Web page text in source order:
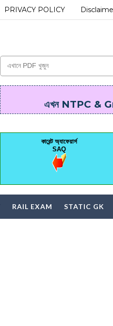
PRIVACY POLICY
এখন NTPC &
কারেন্ট অ্যাফেয়ার্স
SAQ
RAIL EXAM STATIC GK